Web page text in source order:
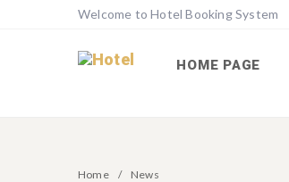
Welcome to Hotel Booking System
HOME PAGE
Home News